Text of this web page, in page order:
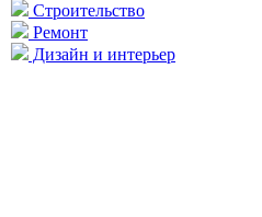
Строительство
Ремонт
Дизайн и интерьер